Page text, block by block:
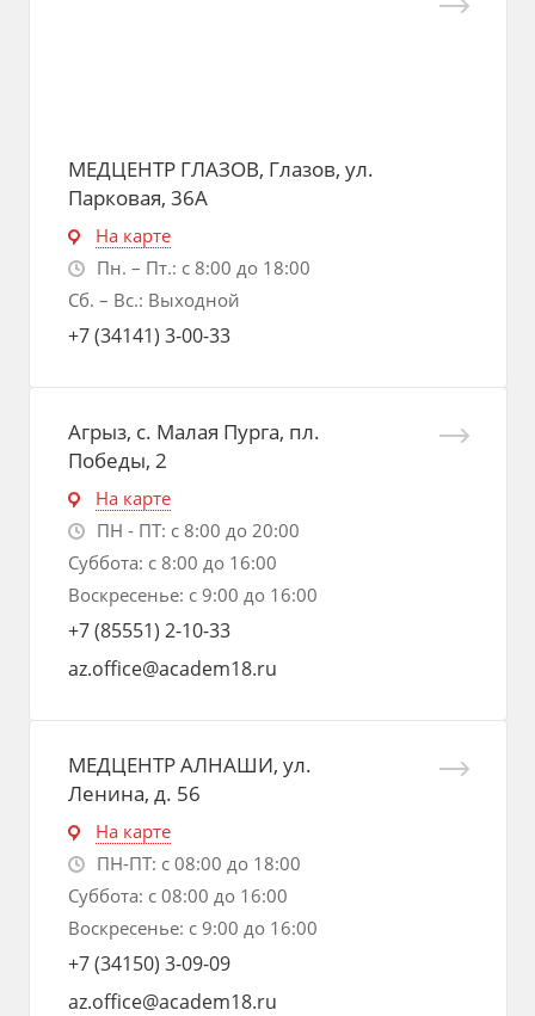
МЕДЦЕНТР ГЛАЗОВ, Глазов, ул.
Парковая, 36А
На карте
Пн. – Пт.: с 8:00 до 18:00
Сб. – Вс.: Выходной
+7 (34141) 3-00-33
Агрыз, с. Малая Пурга, пл.
Победы, 2
На карте
ПН - ПТ: с 8:00 до 20:00
Суббота: с 8:00 до 16:00
Воскресенье: с 9:00 до 16:00
+7 (85551) 2-10-33
az.office@academ18.ru
МЕДЦЕНТР АЛНАШИ, ул.
Ленина, д. 56
На карте
ПН-ПТ: с 08:00 до 18:00
Суббота: с 08:00 до 16:00
Воскресенье: с 9:00 до 16:00
+7 (34150) 3-09-09
az.office@academ18.ru